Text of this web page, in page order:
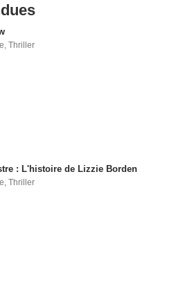
,Thriller
: L'histoire de Lizzie Borden
,Thriller